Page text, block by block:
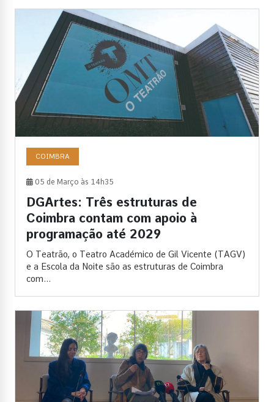
COIMBRA
05 de Março às 14h35
DGArtes: Três estruturas de
Coimbra contam com apoio à
programação até 2029
O Teatrão, o Teatro Académico de Gil Vicente (TAGV)
e a Escola da Noite são as estruturas de Coimbra
com...